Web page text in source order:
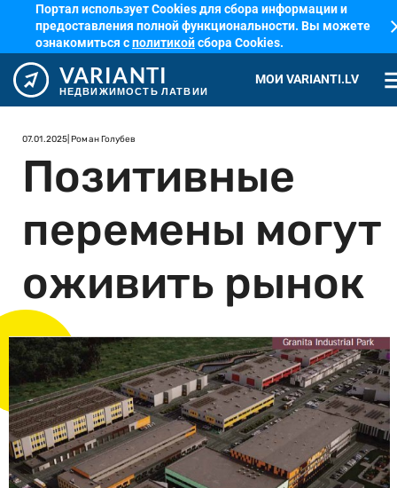
Портал использует Cookies для сбора информации и
предоставления полной функциональности. Вы можете
ознакомиться сполитикойсбора Cookies.
VARIANTI
НЕДВИЖИМОСТЬ ЛАТВИИ
МОИ VARIANTI.LV
07.01.2025 | Роман Голубев
Позитивные
перемены могут
оживить рынок